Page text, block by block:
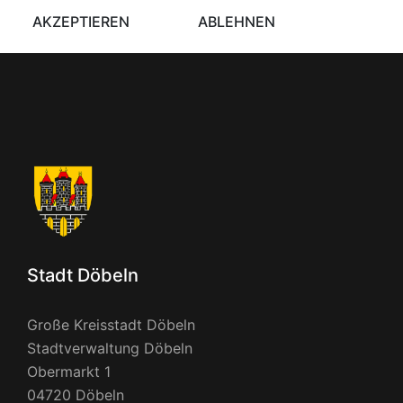
Stadt Döbeln
Große Kreisstadt Döbeln
Stadtverwaltung Döbeln
Obermarkt 1
04720 Döbeln
AKZEPTIEREN ABLEHNEN